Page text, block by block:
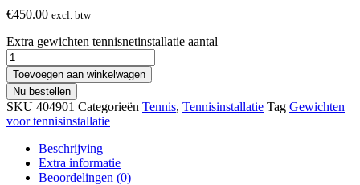
€450.00 excl. btw
Extra gewichten tennisnetinstallatie aantal
Toevoegen aan winkelwagen
Nu bestellen
SKU 404901 Categorieën Tennis, Tennisinstallatie Tag Gewichten
voor tennisinstallatie
Beschrijving
Extra informatie
Beoordelingen (0)